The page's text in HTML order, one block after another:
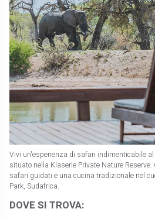
Vivi un'esperienza di safari indimenticabile al
situato nella Klaserie Private Nature
safari guidati e una cucina tradizionale nel
Park, Sudafrica.
DOVE SI TROVA: